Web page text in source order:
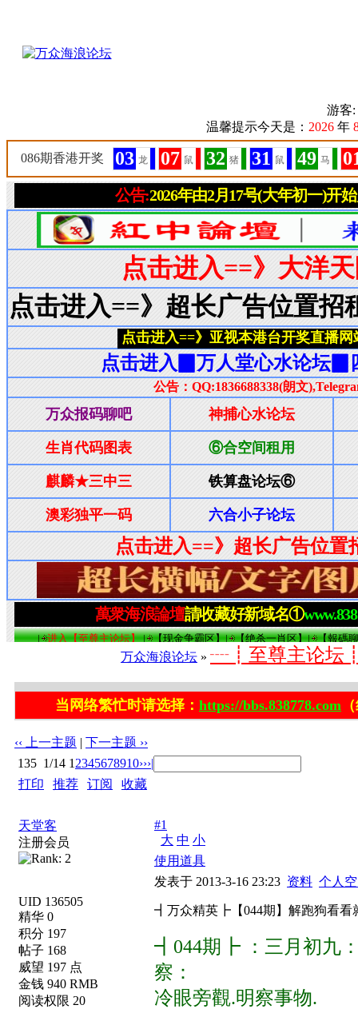
游
温馨提示今天是： 2026 年
万众海浪论坛 » ┈┋至尊主论
当网络繁忙时请选择： https://bbs.838778.com
‹‹ 上一主题 | 下一主题 ››
135 1/14 1 2345678910›››|
打印
推荐 订阅
收藏
天堂客
注册会员
UID 136505
精华 0
积分 197
帖子 168
威望 197 点
金钱 940 RMB
阅读权限 20
#1
大 中 小
使用道具
发表于 2013-3-16 23:23 资料 个人
┫万众精英┣【044期】解跑狗看看
┫044期┣ ：三月初九
察：
冷眼旁觀.明察事物.